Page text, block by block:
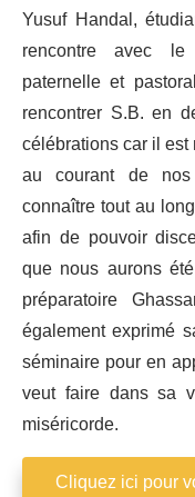
Yusuf Handal,
rencontre avec
paternelle et
rencontrer S.B. en
célébrations car il
au courant de
connaître tout au
afin de pouvoir
que nous aurons
préparatoire
également exprimé
séminaire pour en
veut faire dans sa
miséricorde.
Cliquez ici pour